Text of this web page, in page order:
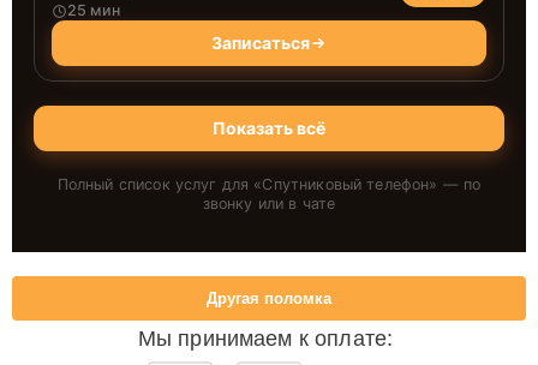
25 мин
Записаться
Показать всё
Полный список услуг для «Спутниковый телефон» — по
звонку или в чате
Мы принимаем к оплате:
Другая поломка